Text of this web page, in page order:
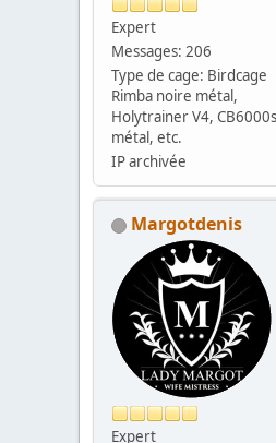
Expert
Messages: 206
Type de cage: Birdcage
Rimba noire métal,
Holytrainer V4, CB6000s
métal, etc.
IP archivée
Margotdenis
Expert